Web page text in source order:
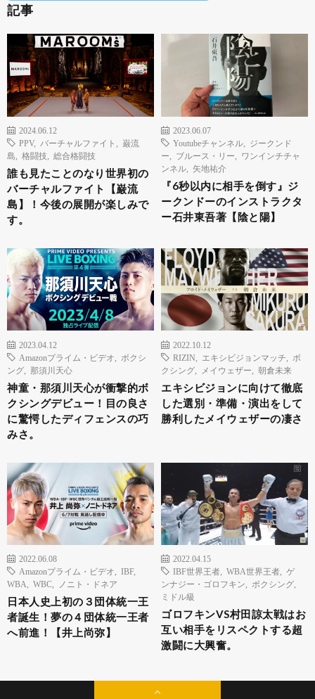
記事
2024.06.12
PPV, バーチャルファイト
巌流
島
格闘技 総合格闘技
誰も見たことのなり世界初の
バーチャルファイト【巌流
島】！今後の展開が楽しみで
す。
2023.06.07
Youtubeチャンネル
ジークンド
ー
ブルース・リー
ワンインチチャ
ンネル
矢地祐介
『6秒以内に相手を倒す』ジ
ークンドーのインストラクタ
ー石井東吾著【陰と陽】
2023.04.12
Amazonプライム・ビデオ
ボクシ
ング
那須川天心
神童・那須川天心が衝撃的ボ
クシングデビュー！目の良さ
に驚愕したディフェンスの巧
みさ。
2022.10.12
RIZIN
エキシビジョンマッチ
ボ
クシング
メイウェザー 朝倉未来
エキシビジョンに向けて徹底
した選別・準備・演出をして
勝利したメイウェザーの凄さ
2022.06.08
Amazonプライム・ビデオ
IBF,
WBA
WBC ノニト・ドネア
日本人史上初の３団体統一王
者誕生！夢の４団体統一王者
へ前進！【井上尚弥】
2022.04.15
IBF世界王者
WBA世界王者
ゲ
ンナジー・ゴロフキン
ボクシング
ミドル級
ゴロフキンVS村田諒太戦はお
互い相手をリスペクトする超
激闘に大興奮。